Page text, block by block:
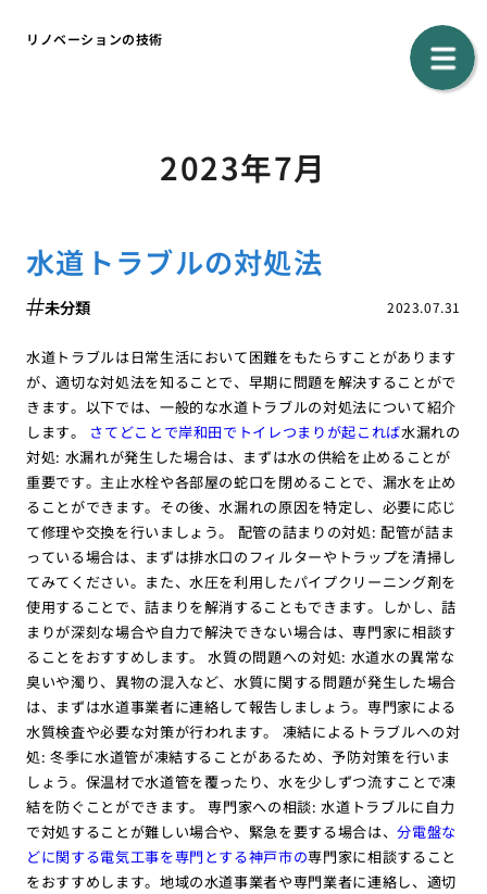
リノベーションの技術
2023年7月
水道トラブルの対処法
2023.07.31
未分類
水道トラブルは日常生活において困難をもたらすことがあります
が、適切な対処法を知ることで、早期に問題を解決することがで
きます。以下では、一般的な水道トラブルの対処法について紹介
します。 さてどことで岸和田でトイレつまりが起これば水漏れの
対処: 水漏れが発生した場合は、まずは水の供給を止めることが
重要です。主止水栓や各部屋の蛇口を閉めることで、漏水を止め
ることができます。その後、水漏れの原因を特定し、必要に応じ
て修理や交換を行いましょう。 配管の詰まりの対処: 配管が詰ま
っている場合は、まずは排水口のフィルターやトラップを清掃し
てみてください。また、水圧を利用したパイプクリーニング剤を
使用することで、詰まりを解消することもできます。しかし、詰
まりが深刻な場合や自力で解決できない場合は、専門家に相談す
ることをおすすめします。 水質の問題への対処: 水道水の異常な
臭いや濁り、異物の混入など、水質に関する問題が発生した場合
は、まずは水道事業者に連絡して報告しましょう。専門家による
水質検査や必要な対策が行われます。 凍結によるトラブルへの対
処: 冬季に水道管が凍結することがあるため、予防対策を行いま
しょう。保温材で水道管を覆ったり、水を少しずつ流すことで凍
結を防ぐことができます。 専門家への相談: 水道トラブルに自力
で対処することが難しい場合や、緊急を要する場合は、分電盤な
どに関する電気工事を専門とする神戸市の専門家に相談すること
をおすすめします。地域の水道事業者や専門業者に連絡し、適切